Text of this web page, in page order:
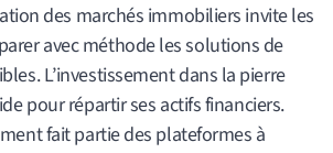
des marchés immobiliers invite les
avec méthode les solutions de
L’investissement dans la pierre
pour répartir ses actifs financiers.
fait partie des plateformes à